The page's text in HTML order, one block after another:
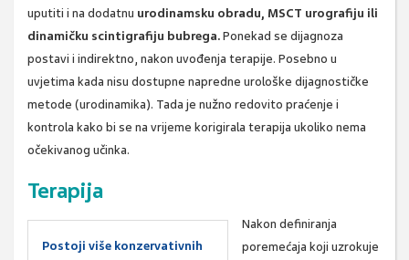
uputiti i na dodatnu urodinamsku obradu, MSCT urografiju ili
dinamičku scintigrafiju bubrega.Ponekad se dijagnoza
postavi i indirektno, nakon uvođenja terapije. Posebno u
uvjetima kada nisu dostupne napredne urološke dijagnostičke
metode (urodinamika). Tada je nužno redovito praćenje i
kontrola kako bi se na vrijeme korigirala terapija ukoliko nema
očekivanog učinka.
Terapija
Postoji više konzervativnih
Nakon definiranja
poremećaja koji uzrokuje